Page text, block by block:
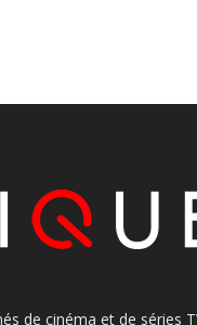
de cinéma et de séries